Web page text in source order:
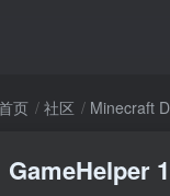
页 社区 Minecraft
GameHelper